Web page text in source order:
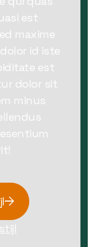
est
maxime
id iste
est
dolor sit
minus